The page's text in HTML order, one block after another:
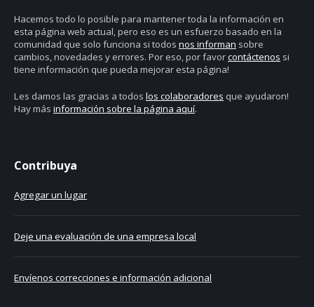
Hacemos todo lo posible para mantener toda la información en
esta página web actual, pero eso es un esfuerzo basado en la
comunidad que solo funciona si todos nos informan sobre
cambios, novedades y errores. Por eso, por favorcontáctenos si
tiene información que pueda mejorar esta página!
Les damos las gracias a todos los colaboradores que ayudaron!
Hay más información sobre la página aquí.
Contribuya
Agregar un lugar
Deje una evaluación de una empresa local
Envíenos correcciones e información adicional